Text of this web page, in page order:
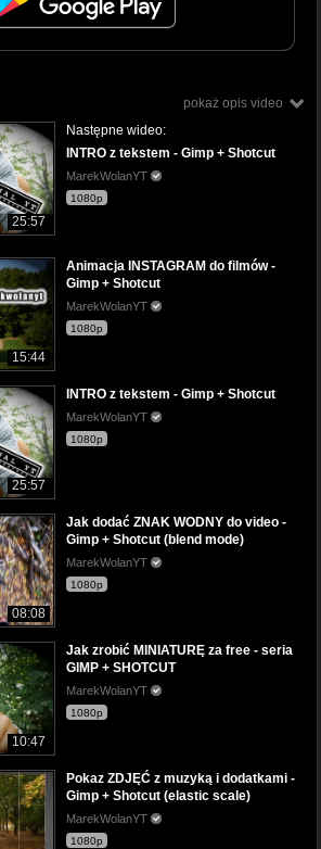
pokaż opis video
25:57
Następne wideo:
INTRO z tekstem - Gimp + Shotcut
MarekWolanYT
1080p
15:44
Animacja INSTAGRAM do filmów -
Gimp + Shotcut
MarekWolanYT
1080p
25:57
INTRO z tekstem - Gimp + Shotcut
MarekWolanYT
1080p
08:08
Jak dodać ZNAK WODNY do video -
Gimp + Shotcut (blend mode)
MarekWolanYT
1080p
10:47
Jak zrobić MINIATURĘ za free - seria
GIMP + SHOTCUT
MarekWolanYT
1080p
Pokaz ZDJĘĆ z muzyką i dodatkami -
Gimp + Shotcut (elastic scale)
MarekWolanYT
1080p